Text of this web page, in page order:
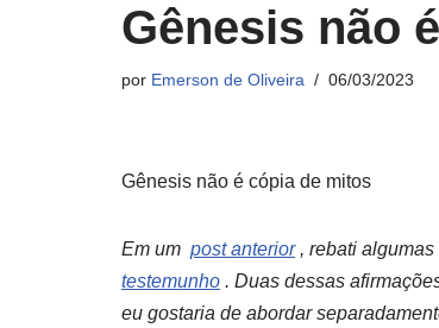
Gênesis não
por Emerson de Oliveira 06/03/2023
Gênesis não é cópia de mitos
Em um post anterior, rebati algumas
testemunho . Duas dessas
eu gostaria de abordar